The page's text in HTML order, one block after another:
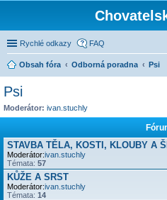
Rychlé odkazy FAQ
Obsah fóra Odborná poradna
Psi
Psi
Moderátor: ivan.stuchly
STAVBA TĚLA, KOSTI, KLOUBY A
Moderátor:ivan.stuchly
Témata: 57
KŮŽE A SRST
Moderátor:ivan.stuchly
Témata: 14